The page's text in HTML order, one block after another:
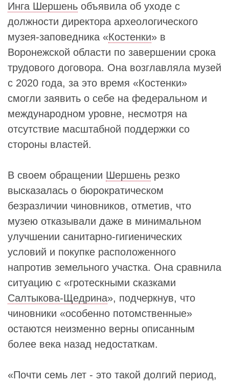
Инга Шершень объявила об уходе с
должности директора археологического
музея-заповедника «Костенки» в
Воронежской области по завершении срока
трудового договора. Она возглавляла музей
с 2020 года, за это время «Костенки»
смогли заявить о себе на федеральном и
международном уровне, несмотря на
отсутствие масштабной поддержки со
стороны властей.
В своем обращении Шершень резко
высказалась о бюрократическом
безразличии чиновников, отметив, что
музею отказывали даже в минимальном
улучшении санитарно-гигиенических
условий и покупке расположенного
напротив земельного участка. Она сравнила
ситуацию с «гротескными сказками
Салтыкова-Щедрина», подчеркнув, что
чиновники «особенно потомственные»
остаются неизменно верны описанным
более века назад недостаткам.
«Почти семь лет - это такой долгий период,